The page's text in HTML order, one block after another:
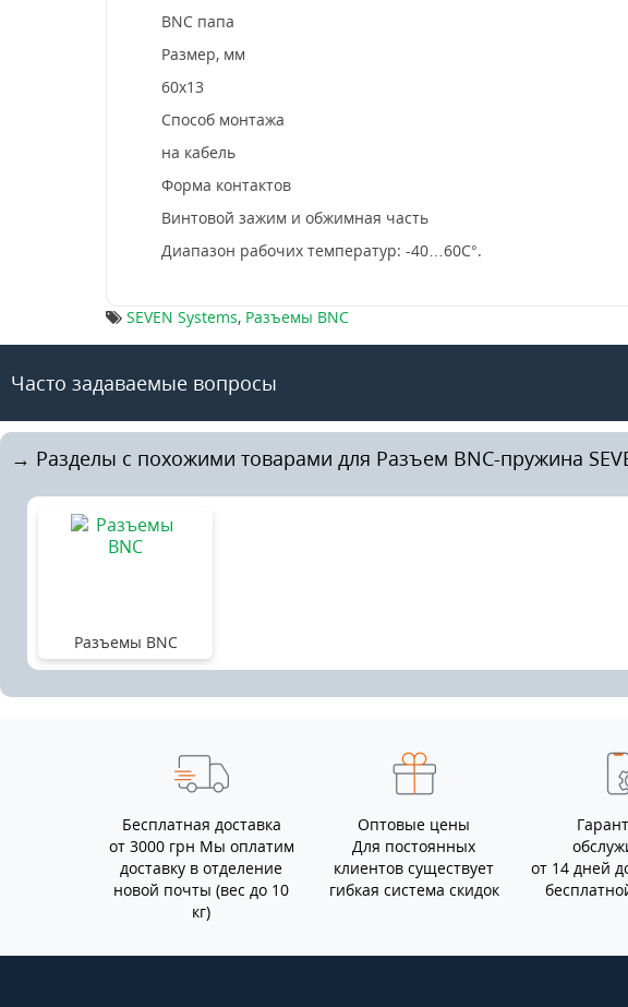
BNC папа
Размер, мм
60x13
Способ монтажа
на кабель
Форма контактов
Винтовой зажим и обжимная часть
Диапазон рабочих температур: -40…60С°.
SEVEN Systems, Разъемы BNC
Часто задаваемые вопросы
→ Разделы с похожими товарами для Разъем BNC-пружина
Разъемы BNC
Бесплатная доставка
от 3000 грн Мы оплатим
доставку в отделение
новой почты (вес до 10
кг)
Оптовые цены
Для постоянных
клиентов существует
гибкая система скидок
от 14 дней